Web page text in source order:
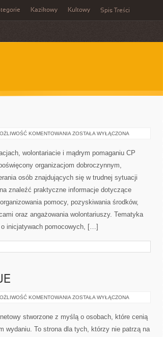
Kazikowy Kultowy Spis Treści
KOMENTOWANIA PRAWO
ZOSTAŁA WYŁĄCZONA
wolontariacie i mądrym pomaganiu CP
organizacjom dobroczynnym,
osób znajdujących się w trudnej sytuacji
znaleźć praktyczne informacje dotyczące
pomocy, pozyskiwania środków,
oraz angażowania wolontariuszy. Tematyka
inicjatywach pomocowych, […]
KOMENTOWANIA TECHNIKA
ZOSTAŁA WYŁĄCZONA
stworzone z myślą o osobach, które cenią
wydaniu. To strona dla tych, którzy nie patrzą na